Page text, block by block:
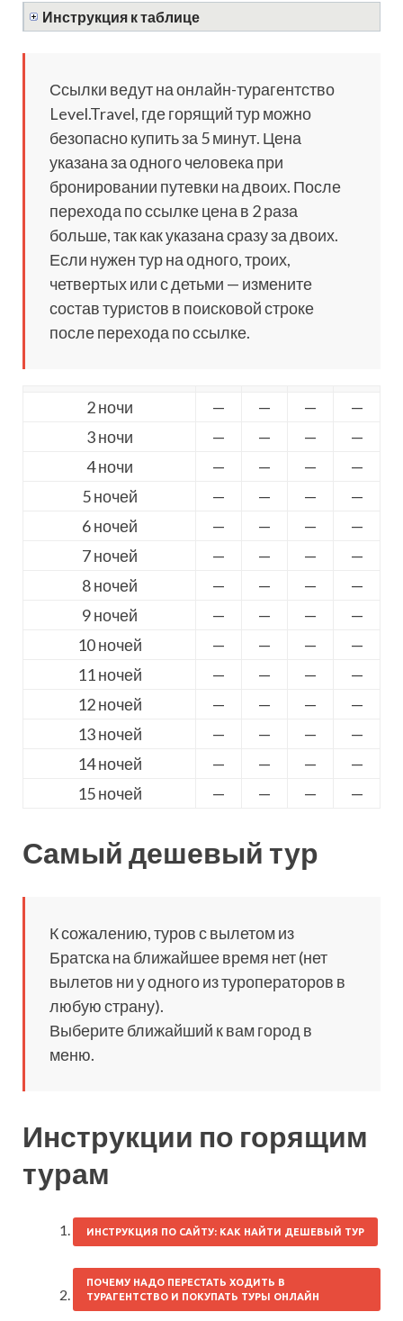
Инструкция к таблице
Ссылки ведут на онлайн-турагентство
Level.Travel, где горящий тур можно
безопасно купить за 5 минут. Цена
указана за одного человека при
бронировании путевки на двоих. После
перехода по ссылке цена в 2 раза
больше, так как указана сразу за двоих.
Если нужен тур на одного, троих,
четвертых или с детьми — измените
состав туристов в поисковой строке
после перехода по ссылке.
2 ночи — — —
—
3 ночи
— — —
—
4 ночи
— — —
—
5 ночей
— — —
—
6 ночей
— — —
—
7 ночей
— — —
—
8 ночей
— — —
—
9 ночей
— — —
—
10 ночей
— — —
—
11 ночей
— — —
—
12 ночей
— — —
—
13 ночей
— — —
—
14 ночей
— — —
—
15 ночей
— — — —
Самый дешевый тур
К сожалению, туров с вылетом из
Братска на ближайшее время нет (нет
вылетов ни у одного из туроператоров в
любую страну).
Выберите ближайший к вам город в
меню.
Инструкции по горящим
турам
ИНСТРУКЦИЯ ПО САЙТУ: КАК НАЙТИ ДЕШЕВЫЙ ТУР
ПОЧЕМУ НАДО ПЕРЕСТАТЬ ХОДИТЬ В
ТУРАГЕНТСТВО И ПОКУПАТЬ ТУРЫ ОНЛАЙН